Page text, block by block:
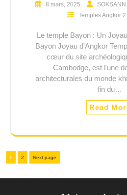
8 mars, 2025 SOKSANN
Temples Angkor 2
Le temple Bayon : Un
Bayon Joyau d'Angkor
cœur du site
Cambodge, est l'une
architecturales du monde
fin du…
Read
Pagination
Page
1 Page
2 Next page